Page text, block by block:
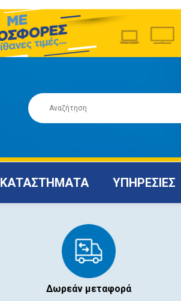
ΚΑΤΑΣΤΗΜΑΤΑ ΥΠΗΡΕΣΙΕΣ
Δωρεάν μεταφορά